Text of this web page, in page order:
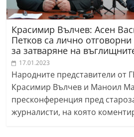
Красимир Вълчев: Асен
Петков са лично
за затваряне на
17.01.2023
Народните представители от
Красимир Вълчев и Маноил
пресконференция пред
журналисти, на която